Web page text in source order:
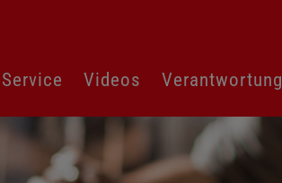
Service Videos Verantwortung